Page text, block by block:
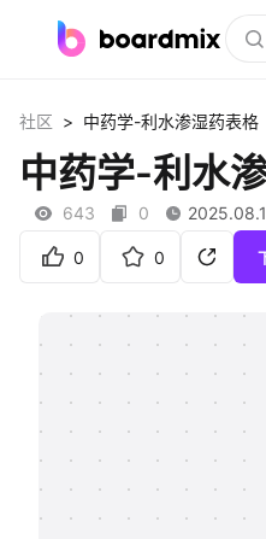
社区资源
下载
社区 > 中药学-利水渗湿药表格
中药学-利水
643 0
0 0